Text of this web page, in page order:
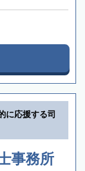
に応援する司
事務所